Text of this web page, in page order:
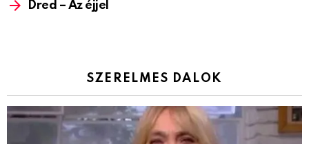
Dred – Az éjjel
SZERELMES DALOK